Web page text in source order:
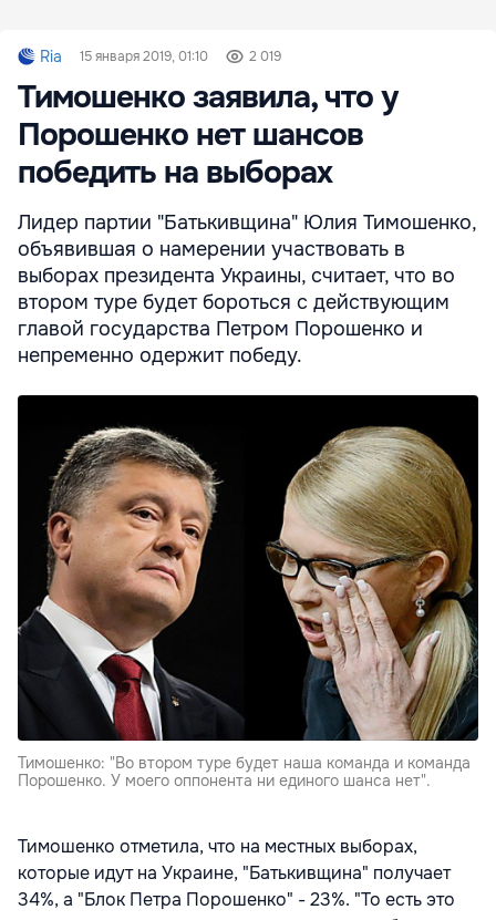
Ria 15 января 2019, 01:10 2 019
Тимошенко заявила, что у
Порошенко нет шансов
победить на выборах
Лидер партии "Батькивщина" Юлия Тимошенко,
объявившая о намерении участвовать в
выборах президента Украины, считает, что во
втором туре будет бороться с действующим
главой государства Петром Порошенко и
непременно одержит победу.
Тимошенко: "Во втором туре будет наша команда и команда
Порошенко. У моего оппонента ни единого шанса нет".
Тимошенко отметила, что на местных выборах,
которые идут на Украине, "Батькивщина" получает
34%, а "Блок Петра Порошенко" - 23%. "То есть это